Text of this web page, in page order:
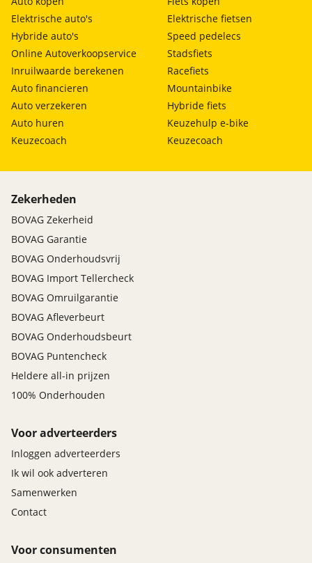
Elektrische auto's
Hybride auto's
Online Autoverkoopservice
Inruilwaarde berekenen
Auto financieren
Auto verzekeren
Auto huren
Keuzecoach
Elektrische fietsen
Speed pedelecs
Stadsfiets
Racefiets
Mountainbike
Hybride fiets
Keuzehulp e-bike
Keuzecoach
Zekerheden
BOVAG Zekerheid
BOVAG Garantie
BOVAG Onderhoudsvrij
BOVAG Import Tellercheck
BOVAG Omruilgarantie
BOVAG Afleverbeurt
BOVAG Onderhoudsbeurt
BOVAG Puntencheck
Heldere all-in prijzen
100% Onderhouden
Voor adverteerders
Inloggen adverteerders
Ik wil ook adverteren
Samenwerken
Contact
Voor consumenten